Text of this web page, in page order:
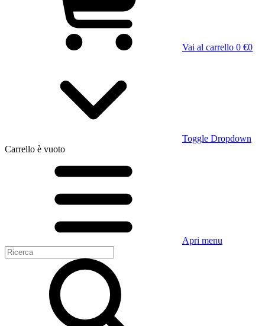
Vai al carrello 0 €0
Toggle Dropdown
Carrello è vuoto
Apri menu